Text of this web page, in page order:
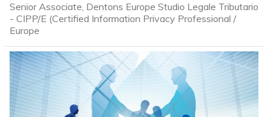
Senior Associate, Dentons Europe Studio Legale Tributario
- CIPP/E (Certified Information Privacy Professional /
Europe